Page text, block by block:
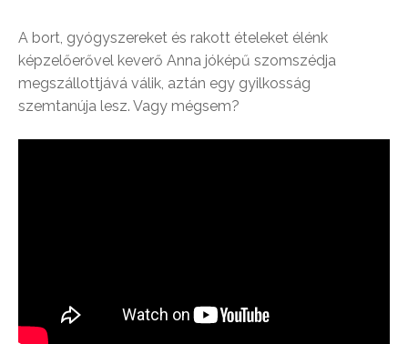
A bort, gyógyszereket és rakott ételeket élénk
képzelőerővel keverő Anna jóképű szomszédja
megszállottjává válik, aztán egy gyilkosság
szemtanúja lesz. Vagy mégsem?